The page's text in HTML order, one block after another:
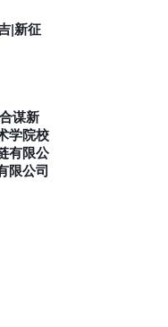
|新征
谋新
学院校
有限公
限公司